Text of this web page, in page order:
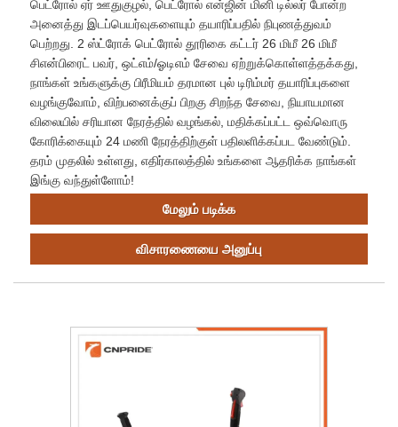
பெட்ரோல் ஏர் ஊதுகுழல், பெட்ரோல் என்ஜின் மினி டில்லர் போன்ற
அனைத்து இடப்பெயர்வுகளையும் தயாரிப்பதில் நிபுணத்துவம்
பெற்றது. 2 ஸ்ட்ரோக் பெட்ரோல் தூரிகை கட்டர் 26 மிமீ 26 மிமீ
சிஎன்பிரைட் பவர், ஒட்எம்/ஓடிஎம் சேவை ஏற்றுக்கொள்ளத்தக்கது,
நாங்கள் உங்களுக்கு பிரீமியம் தரமான புல் டிரிம்மர் தயாரிப்புகளை
வழங்குவோம், விற்பனைக்குப் பிறகு சிறந்த சேவை, நியாயமான
விலையில் சரியான நேரத்தில் வழங்கல், மதிக்கப்பட்ட ஒவ்வொரு
கோரிக்கையும் 24 மணி நேரத்திற்குள் பதிலளிக்கப்பட வேண்டும்.
தரம் முதலில் உள்ளது, எதிர்காலத்தில் உங்களை ஆதரிக்க நாங்கள்
இங்கு வந்துள்ளோம்!
மேலும் படிக்க
விசாரணையை அனுப்பு